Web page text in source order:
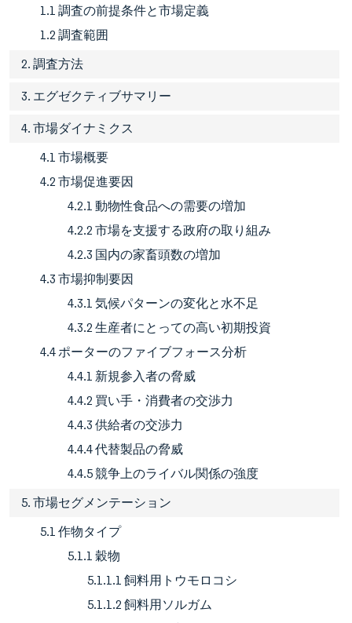
1.1 調査の前提条件と市場定義
1.2 調査範囲
2. 調査方法
3. エグゼクティブサマリー
4. 市場ダイナミクス
4.1 市場概要
4.2 市場促進要因
4.2.1 動物性食品への需要の増加
4.2.2 市場を支援する政府の取り組み
4.2.3 国内の家畜頭数の増加
4.3 市場抑制要因
4.3.1 気候パターンの変化と水不足
4.3.2 生産者にとっての高い初期投資
4.4 ポーターのファイブフォース分析
4.4.1 新規参入者の脅威
4.4.2 買い手・消費者の交渉力
4.4.3 供給者の交渉力
4.4.4 代替製品の脅威
4.4.5 競争上のライバル関係の強度
5. 市場セグメンテーション
5.1 作物タイプ
5.1.1 穀物
5.1.1.1 飼料用トウモロコシ
5.1.1.2 飼料用ソルガム